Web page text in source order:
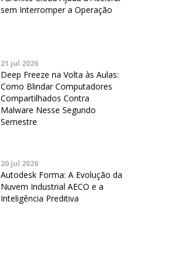
sem Interromper a Operação
21 jul 2026
Deep Freeze na Volta às Aulas:
Como Blindar Computadores
Compartilhados Contra
Malware Nesse Segundo
Semestre
20 jul 2026
Autodesk Forma: A Evolução da
Nuvem Industrial AECO e a
Inteligência Preditiva